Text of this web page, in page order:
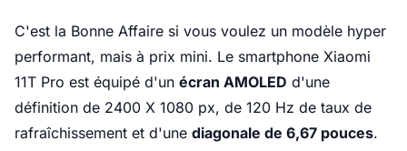
C'est la Bonne Affaire si vous voulez un modèle hyper
performant, mais à prix mini. Le smartphone Xiaomi
11T Pro est équipé d'un écran AMOLED d'une
définition de 2400 X 1080 px, de 120 Hz de taux de
rafraîchissement et d'une diagonale de 6,67 pouces.